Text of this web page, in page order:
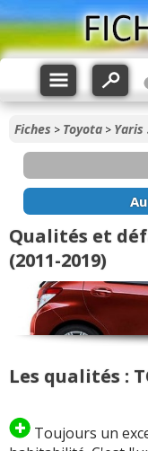
Fiches > Toyota > Yaris
Qualités et
(2011-2019)
Les qualités :
Toujours un